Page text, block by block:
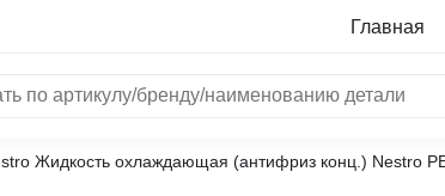
Главная
Жидкость охлаждающая (антифриз конц.) Nestro